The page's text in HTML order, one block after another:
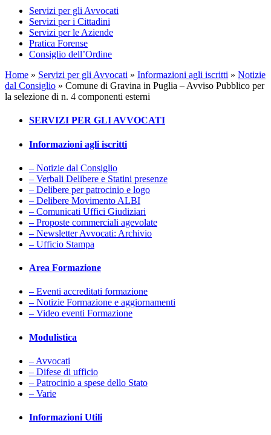
Servizi per gli Avvocati
Servizi per i Cittadini
Servizi per le Aziende
Pratica Forense
Consiglio dell’Ordine
Home » Servizi per gli Avvocati » Informazioni agli iscritti » Notizie
dal Consiglio » Comune di Gravina in Puglia – Avviso Pubblico per
la selezione di n. 4 componenti esterni
SERVIZI PER GLI AVVOCATI
Informazioni agli iscritti
– Notizie dal Consiglio
– Verbali Delibere e Statini presenze
– Delibere per patrocinio e logo
– Delibere Movimento ALBI
– Comunicati Uffici Giudiziari
– Proposte commerciali agevolate
– Newsletter Avvocati: Archivio
– Ufficio Stampa
Area Formazione
– Eventi accreditati formazione
– Notizie Formazione e aggiornamenti
– Video eventi Formazione
Modulistica
– Avvocati
– Difese di ufficio
– Patrocinio a spese dello Stato
– Varie
Informazioni Utili